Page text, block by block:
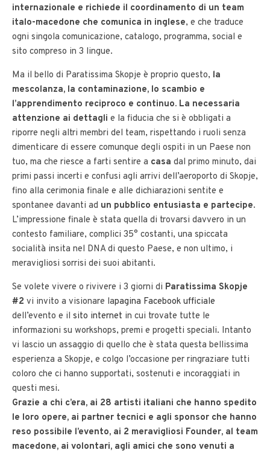
internazionale e richiede il coordinamento di un team
italo-macedone che comunica in inglese, e che traduce
ogni singola comunicazione, catalogo, programma, social e
sito compreso in 3 lingue.
Ma il bello di Paratissima Skopje è proprio questo, la
mescolanza, la contaminazione, lo scambio e
l’apprendimento reciproco e continuo. La necessaria
attenzione ai dettagli e la fiducia che si è obbligati a
riporre negli altri membri del team, rispettando i ruoli senza
dimenticare di essere comunque degli ospiti in un Paese non
tuo, ma che riesce a farti sentire a casa dal primo minuto, dai
primi passi incerti e confusi agli arrivi dell’aeroporto di Skopje,
fino alla cerimonia finale e alle dichiarazioni sentite e
spontanee davanti ad un pubblico entusiasta e partecipe.
L’impressione finale è stata quella di trovarsi davvero in un
contesto familiare, complici 35° costanti, una spiccata
socialità insita nel DNA di questo Paese, e non ultimo, i
meravigliosi sorrisi dei suoi abitanti.
Se volete vivere o rivivere i 3 giorni di Paratissima Skopje
#2 vi invito a visionare lapagina Facebook ufficiale
dell’evento e il sito internet in cui trovate tutte le
informazioni su workshops, premi e progetti speciali. Intanto
vi lascio un assaggio di quello che è stata questa bellissima
esperienza a Skopje, e colgo l’occasione per ringraziare tutti
coloro che ci hanno supportati, sostenuti e incoraggiati in
questi mesi.
Grazie a chi c’era, ai 28 artisti italiani che hanno spedito
le loro opere, ai partner tecnici e agli sponsor che hanno
reso possibile l’evento, ai 2 meravigliosi Founder, al team
macedone, ai volontari, agli amici che sono venuti a